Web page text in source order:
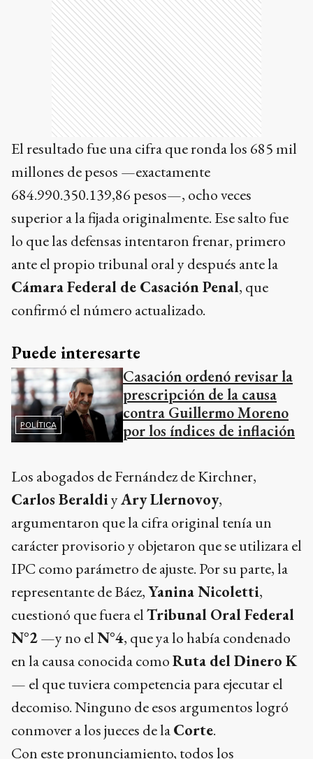
El resultado fue una cifra que ronda los 685 mil
millones de pesos —exactamente
684.990.350.139,86 pesos—, ocho veces
superior a la fijada originalmente. Ese salto fue
lo que las defensas intentaron frenar, primero
ante el propio tribunal oral y después ante la
Cámara Federal de Casación Penal, que
confirmó el número actualizado.
Puede interesarte
POLÍTICA
Casación ordenó revisar la
prescripción de la causa
contra Guillermo Moreno
por los índices de inflación
Los abogados de Fernández de Kirchner,
Carlos BeraldiyAry Llernovoy,
argumentaron que la cifra original tenía un
carácter provisorio y objetaron que se utilizara el
IPC como parámetro de ajuste. Por su parte, la
representante de Báez,Yanina Nicoletti,
cuestionó que fuera elTribunal Oral Federal
N°2—y no elN°4, que ya lo había condenado
en la causa conocida comoRuta del Dinero K
— el que tuviera competencia para ejecutar el
decomiso. Ninguno de esos argumentos logró
conmover a los jueces de laCorte.
Con este pronunciamiento, todos los